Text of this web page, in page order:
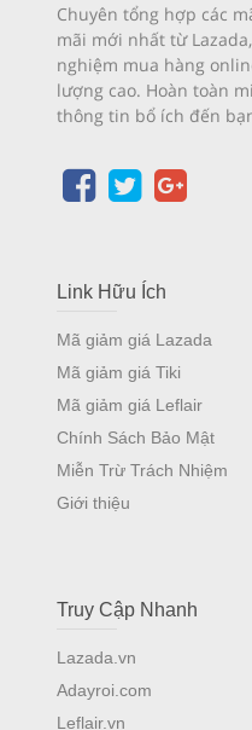
Chuyên tổng hợp các
mãi mới nhất từ
nghiệm mua hàng
lượng cao. Hoàn toàn
thông tin bổ ích đến
Link Hữu Ích
Mã giảm giá Lazada
Mã giảm giá Tiki
Mã giảm giá Leflair
Chính Sách Bảo Mật
Miễn Trừ Trách Nhiệm
Giới thiệu
Truy Cập Nhanh
Lazada.vn
Adayroi.com
Leflair.vn